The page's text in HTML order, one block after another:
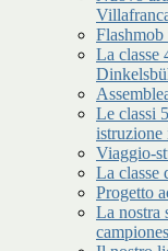
Flashmob
La classe
Le classi
istruzione
Viaggio-
La classe
Progetto
La nostra